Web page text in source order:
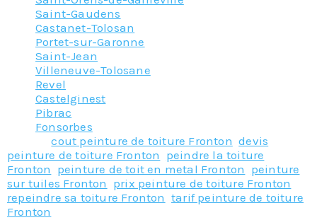
Saint-Gaudens
Castanet-Tolosan
Portet-sur-Garonne
Saint-Jean
Villeneuve-Tolosane
Revel
Castelginest
Pibrac
Fonsorbes
Taggedcout peinture de toiture Fronton ,devis
peinture de toiture Fronton peindre la toiture
Fronton peinture de toit en metal Fronton peinture
sur tuiles Fronton prix peinture de toiture Fronton
repeindre sa toiture Fronton ,tarif peinture de toiture
Fronton